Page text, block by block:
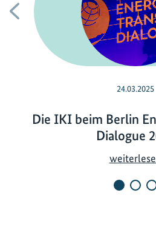
Vorherige
24.03.2025
Die IKI beim Berlin
Dialogue